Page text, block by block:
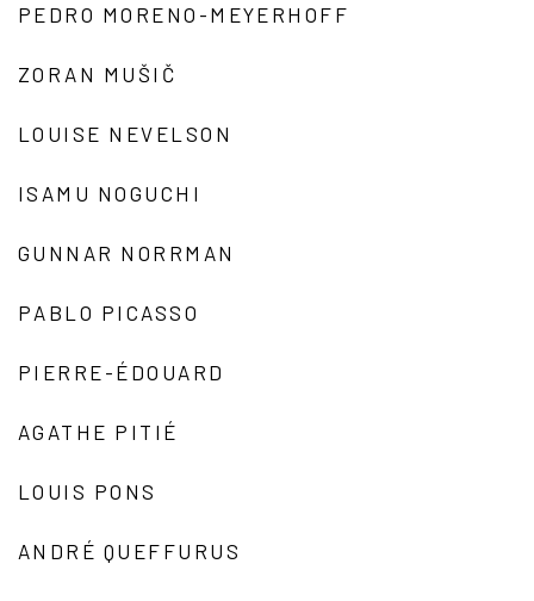
PEDRO MORENO-MEYERHOFF
ZORAN MUŠIČ
LOUISE NEVELSON
ISAMU NOGUCHI
GUNNAR NORRMAN
PABLO PICASSO
PIERRE-ÉDOUARD
AGATHE PITIÉ
LOUIS PONS
ANDRÉ QUEFFURUS